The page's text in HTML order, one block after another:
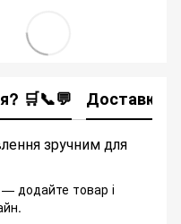
🛒📞💬 Доставка
зручним для
додайте товар і